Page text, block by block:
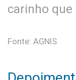
carinho
Fonte: AGNIS